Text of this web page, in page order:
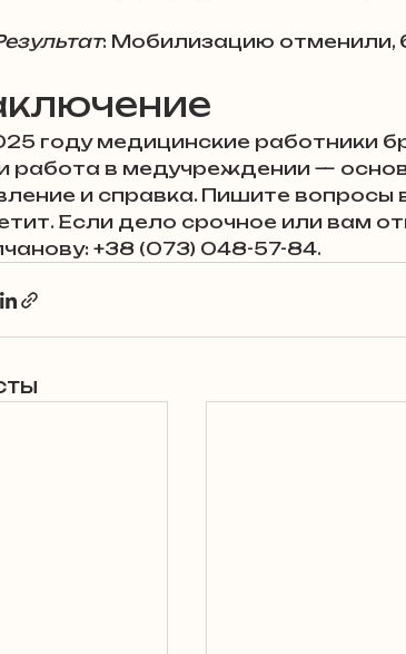
: Мобилизацию отменили,
году медицинские работники
работа в медучреждении —
и справка. Пишите
Если дело срочное или вам
+38 (073) 048-57-84.